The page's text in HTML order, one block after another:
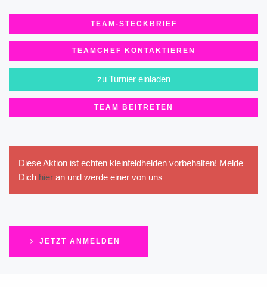
TEAM-STECKBRIEF
TEAMCHEF KONTAKTIEREN
zu Turnier einladen
TEAM BEITRETEN
Diese Aktion ist echten kleinfeldhelden vorbehalten! Melde
Dich hier an und werde einer von uns
JETZT ANMELDEN